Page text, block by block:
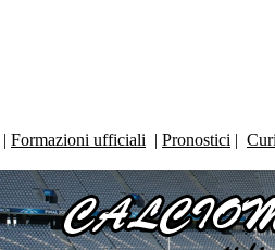
| Formazioni ufficiali | Pronostici |